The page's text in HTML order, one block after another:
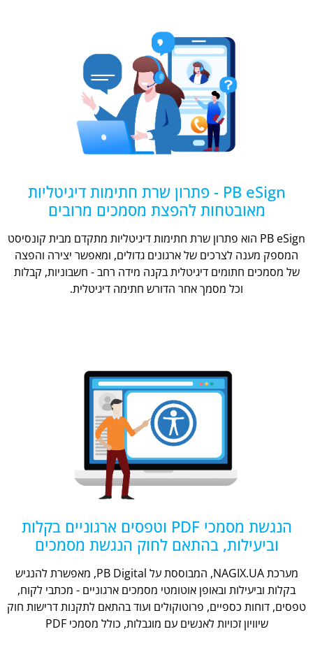
PB eSign - פתרון שרת חתימות דיגיטליות
מאובטחות להפצת מסמכים מרובים
PB eSign הוא פתרון שרת חתימות דיגיטליות מתקדם מבית קונסיסט
המספק מענה לצרכים של ארגונים גדולים, ומאפשר יצירה והפצה
של מסמכים חתומים דיגיטלית בקנה מידה רחב - חשבוניות, קבלות
וכל מסמך אחר הדורש חתימה דיגיטלית.
הנגשת מסמכי PDF וטפסים ארגוניים בקלות
וביעילות, בהתאם לחוק הנגשת מסמכים
מערכת NAGIX.UA, המבוססת על PB Digital, מאפשרת להנגיש
בקלות וביעילות ובאופן אוטומטי מסמכים ארגוניים - מכתבי לקוח,
טפסים, דוחות כספיים, פרוטוקולים ועוד בהתאם לתקנות דרישות חוק
שיוויון זכויות לאנשים עם מוגבלות, כולל מסמכי PDF